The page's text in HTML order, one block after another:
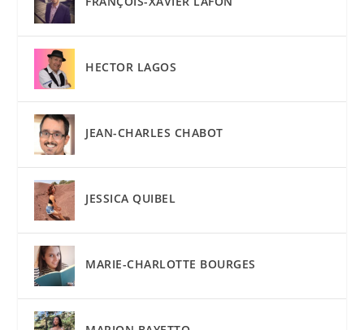
HECTOR LAGOS
JEAN-CHARLES CHABOT
JESSICA QUIBEL
MARIE-CHARLOTTE BOURGES